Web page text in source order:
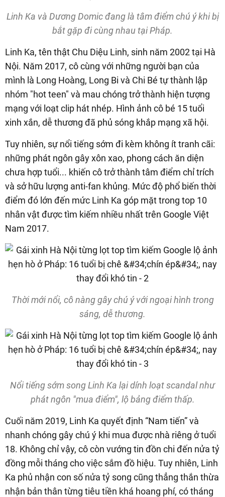
Linh Ka và Dương Domic đang là tâm điểm chú ý khi bị
bắt gặp đi cùng nhau tại Pháp.
Linh Ka, tên thật Chu Diệu Linh, sinh năm 2002 tại Hà
Nội. Năm 2017, cô cùng với những người bạn của
mình là Long Hoàng, Long Bi và Chi Bé tự thành lập
nhóm "hot teen" và mau chóng trở thành hiện tượng
mạng với loạt clip hát nhép. Hình ảnh cô bé 15 tuổi
xinh xắn, dễ thương đã phủ sóng khắp mạng xã hội.
Tuy nhiên, sự nổi tiếng sớm đi kèm không ít tranh cãi:
những phát ngôn gây xôn xao, phong cách ăn diện
chưa hợp tuổi... khiến cô trở thành tâm điểm chỉ trích
và sở hữu lượng anti-fan khủng. Mức độ phổ biến thời
điểm đó lớn đến mức Linh Ka góp mặt trong top 10
nhân vật được tìm kiếm nhiều nhất trên Google Việt
Nam 2017.
Thời mới nổi, cô nàng gây chú ý với ngoại hình trong
sáng, dễ thương.
Nổi tiếng sớm song Linh Ka lại dính loạt scandal như
phát ngôn "mua điểm", lộ bảng điểm thấp.
Cuối năm 2019, Linh Ka quyết định “Nam tiến” và
nhanh chóng gây chú ý khi mua được nhà riêng ở tuổi
18. Không chỉ vậy, cô còn vướng tin đồn chi đến nửa tỷ
đồng mỗi tháng cho việc sắm đồ hiệu. Tuy nhiên, Linh
Ka phủ nhận con số nửa tỷ song cũng thẳng thắn thừa
nhận bản thân từng tiêu tiền khá hoang phí, có tháng